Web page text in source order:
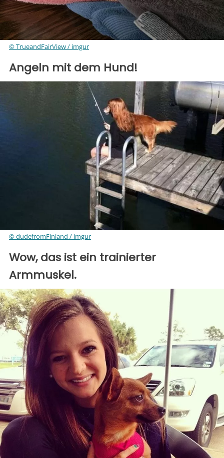
© TrueandFairView / imgur
Angeln mit dem Hund!
© dudefromFinland / imgur
Wow, das ist ein trainierter
Armmuskel.